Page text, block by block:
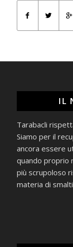
IL
Tarabacli
Siamo per il
ancora essere
quando proprio
più scrupoloso
materia di